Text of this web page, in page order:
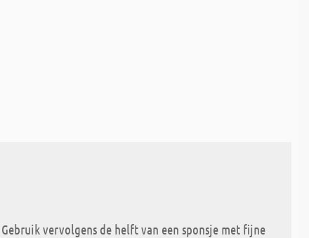
vervolgens de helft van een sponsje met fijne